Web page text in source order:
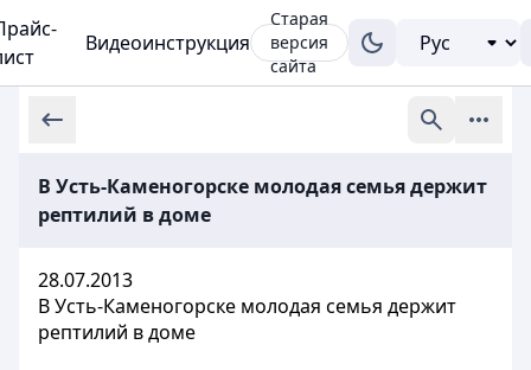
Видеоинструкция
Старая
версия
сайта
В Усть-Каменогорске молодая семья держит
рептилий в доме
28.07.2013
В Усть-Каменогорске молодая семья держит
рептилий в доме